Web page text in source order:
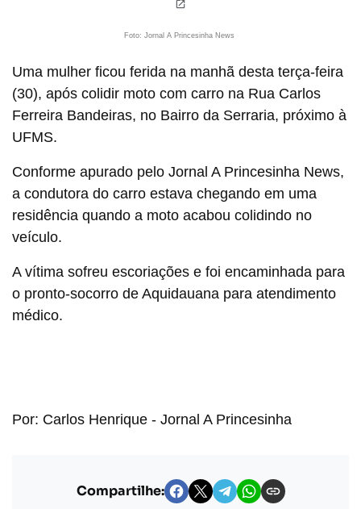
Foto: Jornal A Princesinha News
Uma mulher ficou ferida na manhã desta terça-feira
(30), após colidir moto com carro na Rua Carlos
Ferreira Bandeiras, no Bairro da Serraria, próximo à
UFMS.
Conforme apurado pelo Jornal A Princesinha News,
a condutora do carro estava chegando em uma
residência quando a moto acabou colidindo no
veículo.
A vítima sofreu escoriações e foi encaminhada para
o pronto-socorro de Aquidauana para atendimento
médico.
Por: Carlos Henrique - Jornal A Princesinha
Compartilhe: